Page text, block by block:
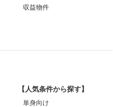
収益物件
【人気条件から探す】
単身向け